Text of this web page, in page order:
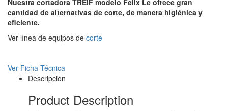
Nuestra cortadora TREIF modelo Felix Le ofrece gran
cantidad de alternativas de corte, de manera higiénica y
eficiente.
Ver línea de equipos de corte
Ver Ficha Técnica
Descripción
Product Description